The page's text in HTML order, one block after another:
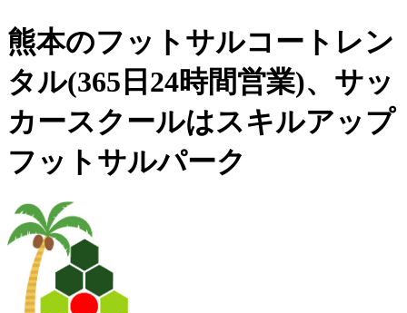
熊本のフットサルコートレン
タル(365日24時間営業)、サッ
カースクールはスキルアップ
フットサルパーク